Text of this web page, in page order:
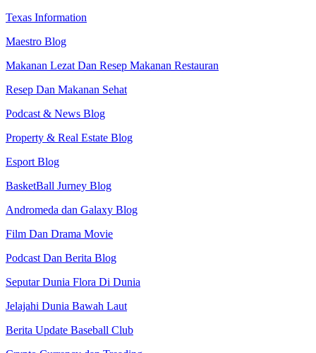
Texas Information
Maestro Blog
Makanan Lezat Dan Resep Makanan Restauran
Resep Dan Makanan Sehat
Podcast & News Blog
Property & Real Estate Blog
Esport Blog
BasketBall Jurney Blog
Andromeda dan Galaxy Blog
Film Dan Drama Movie
Podcast Dan Berita Blog
Seputar Dunia Flora Di Dunia
Jelajahi Dunia Bawah Laut
Berita Update Baseball Club